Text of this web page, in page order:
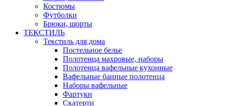
Костюмы
Футболки
Брюки, шорты
ТЕКСТИЛЬ
Текстиль для дома
Постельное белье
Полотенца махровые, наборы
Полотенца вафельные кухонные
Вафельные банные полотенца
Наборы вафельные
Фартуки
Скатерти